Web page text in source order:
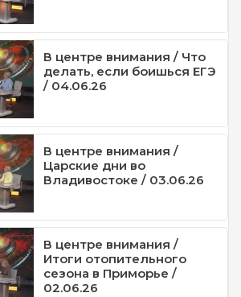
В центре внимания / Что
делать, если боишься ЕГЭ
/ 04.06.26
В центре внимания /
Царские дни во
Владивостоке / 03.06.26
В центре внимания /
Итоги отопительного
сезона в Приморье /
02.06.26